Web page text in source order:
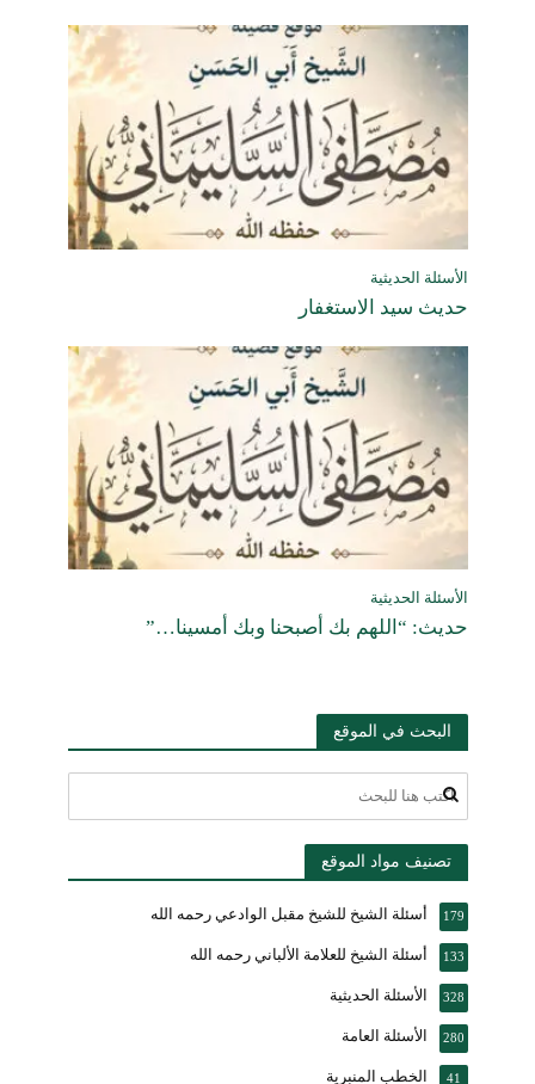
الأسئلة الحديثية
حديث سيد الاستغفار
الأسئلة الحديثية
حديث: “اللهم بك أصبحنا وبك أمسينا…”
البحث في الموقع
تصنيف مواد الموقع
أسئلة الشيخ للشيخ مقبل الوادعي رحمه الله 179
أسئلة الشيخ للعلامة الألباني رحمه الله 133
الأسئلة الحديثية 328
الأسئلة العامة 280
الخطب المنبرية 41